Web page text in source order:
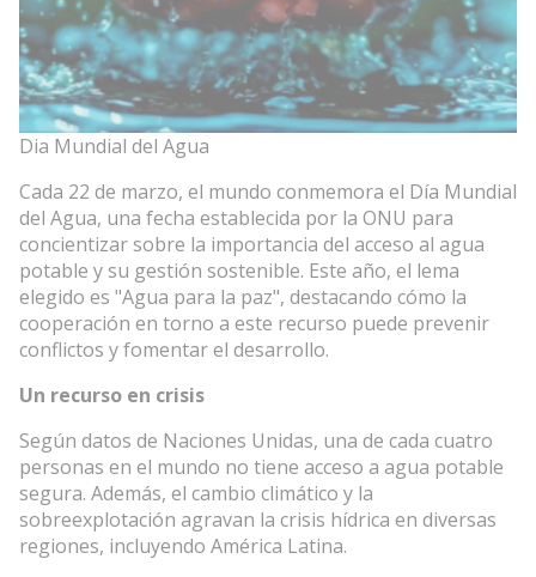
Dia Mundial del Agua
Cada 22 de marzo, el mundo conmemora el Día Mundial
del Agua, una fecha establecida por la ONU para
concientizar sobre la importancia del acceso al agua
potable y su gestión sostenible. Este año, el lema
elegido es "Agua para la paz", destacando cómo la
cooperación en torno a este recurso puede prevenir
conflictos y fomentar el desarrollo.
Un recurso en crisis
Según datos de Naciones Unidas, una de cada cuatro
personas en el mundo no tiene acceso a agua potable
segura. Además, el cambio climático y la
sobreexplotación agravan la crisis hídrica en diversas
regiones, incluyendo América Latina.